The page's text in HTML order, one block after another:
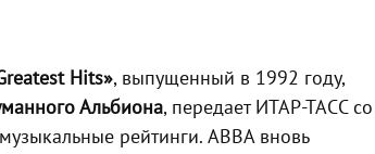
Hits», выпущенный в 1992 году,
Альбиона, передает ИТАР-ТАСС со
рейтинги. ABBA вновь